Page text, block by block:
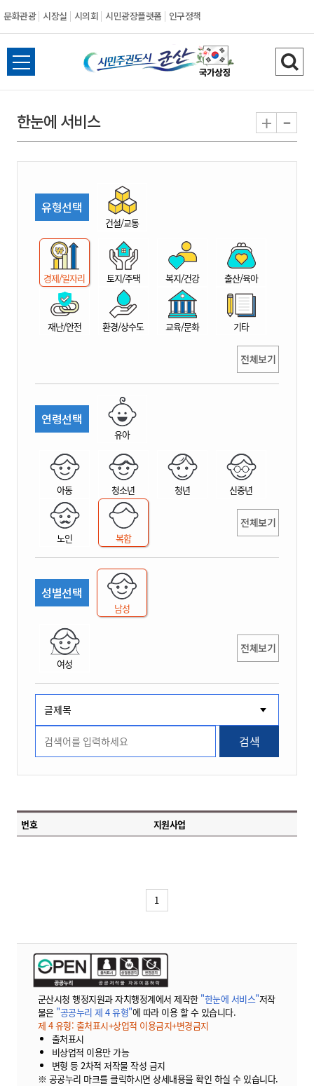
문화관광 시장실 시의회 시민광장플랫폼 인구정책
시
민
권
시
산
전
체
뉴
열
검
색
기
한눈에 서비스 + -
유형선택
건설/교통
경제/일자리 토지/주택 복지/건강 출산/육아
재난/안전 환경/상수도 교육/문화 기타
전체보기
연령선택
유아
아동 청소년 청년 신중년
노인 복합
전체보기
성별선택
남성
여성
전체보기
검색
번호 지원사업
1
군산시청 행정지원과 자치행정계에서 제작한 "한눈에 서비스"저작
물은 "공공누리 제 4 유형"에 따라 이용 할 수 있습니다.
제 4 유형: 출처표시+상업적 이용금지+변경금지
출처표시
비상업적 이용만 가능
변형 등 2차적 저작물 작성 금지
※ 공공누리 마크를 클릭하시면 상세내용을 확인 하실 수 있습니다.